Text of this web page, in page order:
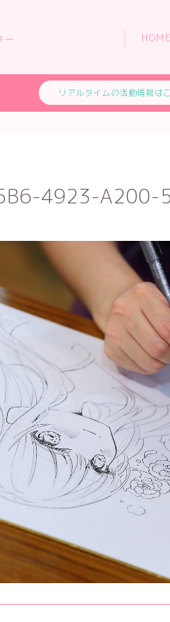
ー HOME
お問い合わせ
リアルタイムの活動情報は
4923-A200-